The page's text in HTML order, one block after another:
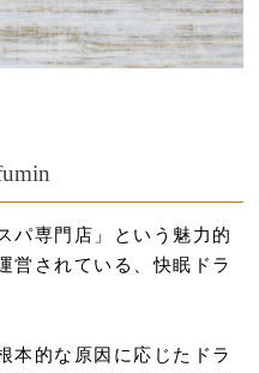
パ専門店」という魅力的
営されている、快眠ドラ
本的な原因に応じたドラ